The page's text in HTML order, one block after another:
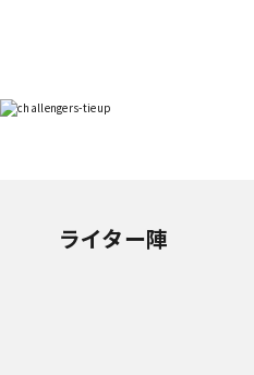
ライター陣